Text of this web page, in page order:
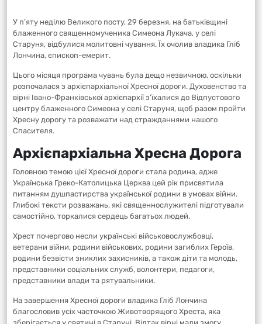
У п’яту неділю Великого посту, 29 березня, на батьківщині
блаженного священномученика Симеона Лукача, у селі
Старуня, відбулися молитовні чування. Їх очолив владика Гліб
Лончина, єпископ-емерит.
Цього місяця програма чувань була дещо незвичною, оскільки
розпочалася з архієпархіальної Хресної дороги. Духовенство та
вірні Івано-Франківської архієпархії з’їхалися до Відпустового
центру блаженного Симеона у селі Старуня, щоб разом пройти
Хресну дорогу та розважати над стражданнями нашого
Спасителя.
Архієпархіальна Хресна Дорога
Головною темою цієї Хресної дороги стала родина, адже
Українська Греко-Католицька Церква цей рік присвятила
питанням душпастирства української родини в умовах війни.
Глибокі тексти розважань, які священнослужителі підготували
самостійно, торкалися сердець багатьох людей.
Хрест почергово несли українські військовослужбовці,
ветерани війни, родини військових, родини загиблих Героїв,
родини безвісти зниклих захисників, а також діти та молодь,
представники соціальних служб, волонтери, педагоги,
представники влади та рятувальники.
На завершення Хресної дороги владика Гліб Лончина
благословив усіх часточкою Животворящого Хреста, яка